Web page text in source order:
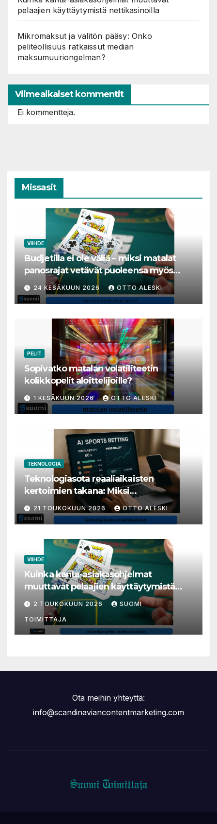
pelaajien käyttäytymistä nettikasinoilla
Mikromaksut ja välitön pääsy: Onko
peliteollisuus ratkaissut median
maksumuuriongelman?
Viimeaikaiset kommentit
Ei kommentteja.
Missasit
VIIHDE
Budjetilla ei ole väliä – miksi matalat
panosrajat vetävät puoleensa myös
varakkaita harrastajia
24 KESÄKUUN 2026 OTTO ALESKI
PELIT
Sopivatko matalan volatiliteetin
kolikkopelit aloittelijoille?
1 KESÄKUUN 2026 OTTO ALESKI
TEKNOLOGIA
Teknologiasota reaaliaikaisten
kertoimien takana: Miksi
millisekunneista tuli livenäpyttelyn
tärkein valuutta
21 TOUKOKUUN 2026 OTTO ALESKI
VIIHDE
Kuinka kanta-asiakasohjelmat
muuttavat pelaajien käyttäytymistä
nettikasinoilla
2 TOUKOKUUN 2026 SUOMI
TOIMITTAJA
Ota meihin yhteyttä:
info@scandinaviancontentmarketing.com